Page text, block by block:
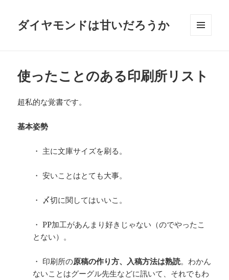
ダイヤモンドは甘いだろうか
使ったことのある印刷所リスト
超私的な覚書です。
基本姿勢
・ 主に文庫サイズを刷る。
・ 安いことはとても大事。
・ 〆切に関してはいいこ。
・ PP加工があんまり好きじゃない（のでやったこ
とない）。
・ 印刷所の原稿の作り方、入稿方法は熟読。わかん
ないことはグーグル先生などに訊いて、それでもわ